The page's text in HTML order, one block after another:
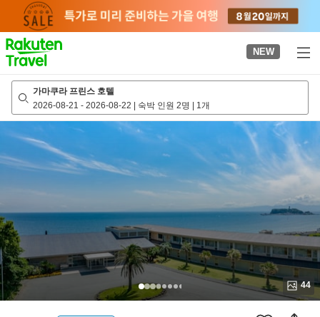
page
NEW
가마쿠라 프린스 호텔
2026-08-21 - 2026-08-22 | 숙박 인원 2명 | 1개
44